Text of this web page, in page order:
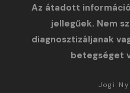
Az átadott
jellegűek. Nem
diagnosztizáljanak
betegséget
Jogi